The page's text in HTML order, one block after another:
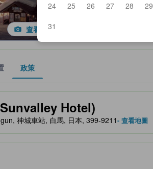
24
25 26 27 28 29
31
查看全部照片
政策
Hotel)
施服務等的預期。
神城車站, 白馬, 日本, 399-9211- 查看地圖